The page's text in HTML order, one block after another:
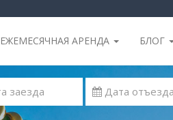
ЕЖЕМЕСЯЧНАЯ АРЕНДА БЛОГ